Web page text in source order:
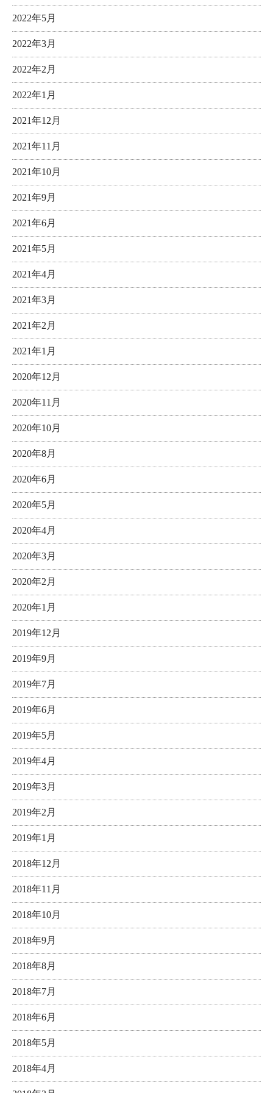
2022年5月
2022年3月
2022年2月
2022年1月
2021年12月
2021年11月
2021年10月
2021年9月
2021年6月
2021年5月
2021年4月
2021年3月
2021年2月
2021年1月
2020年12月
2020年11月
2020年10月
2020年8月
2020年6月
2020年5月
2020年4月
2020年3月
2020年2月
2020年1月
2019年12月
2019年9月
2019年7月
2019年6月
2019年5月
2019年4月
2019年3月
2019年2月
2019年1月
2018年12月
2018年11月
2018年10月
2018年9月
2018年8月
2018年7月
2018年6月
2018年5月
2018年4月